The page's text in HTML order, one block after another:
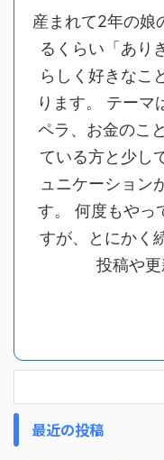
産まれて2年の娘
るくらい「あり
らしく好きなこ
ります。 テーマ
ペラ、お金のこ
ている方と少し
ュニケーション
す。 何度もやっ
すが、とにかく
投稿や更
最近の投稿